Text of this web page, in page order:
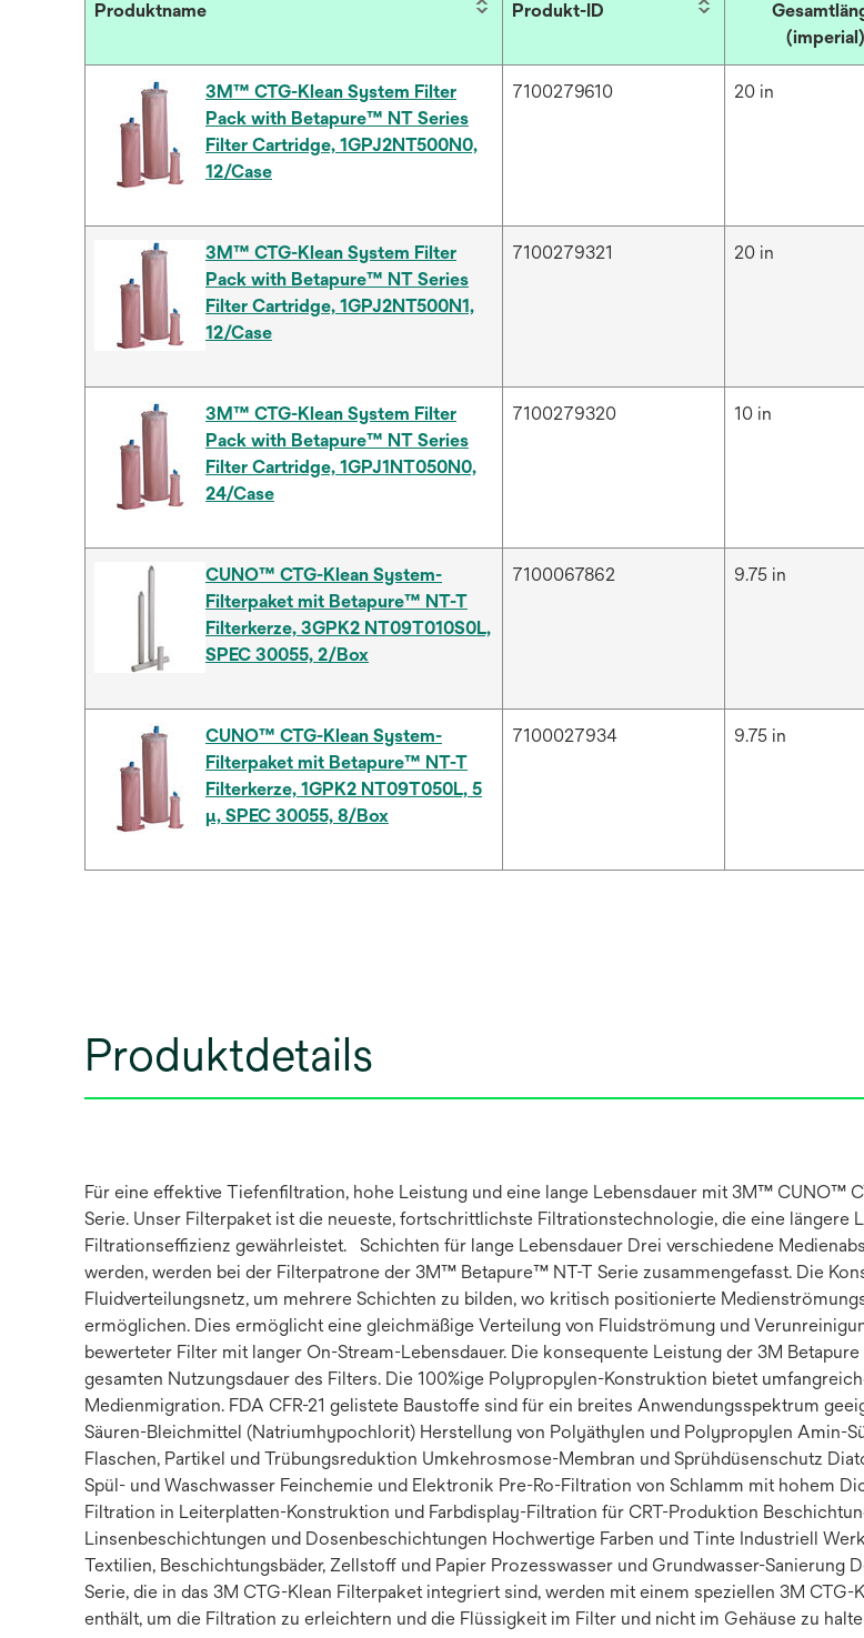
Produktname Produkt-ID
(imperial)
3M™ CTG-Klean System Filter
Pack with Betapure™ NT Series
Filter Cartridge, 1GPJ2NT500N0,
12/Case
7100279610 20 in
3M™ CTG-Klean System Filter
Pack with Betapure™ NT Series
Filter Cartridge, 1GPJ2NT500N1,
12/Case
7100279321 20 in
3M™ CTG-Klean System Filter
Pack with Betapure™ NT Series
Filter Cartridge, 1GPJ1NT050N0,
24/Case
7100279320 10 in
CUNO™ CTG-Klean System-
Filterpaket mit Betapure™ NT-T
Filterkerze, 3GPK2 NT09T010S0L,
SPEC 30055, 2/Box
7100067862 9.75 in
CUNO™ CTG-Klean System-
Filterpaket mit Betapure™ NT-T
Filterkerze, 1GPK2 NT09T050L, 5
μ, SPEC 30055, 8/Box
7100027934 9.75 in
Produktdetails
Für eine effektive Tiefenfiltration, hohe Leistung und eine lange Lebensdauer mit 3M™ CUNO™
Serie. Unser Filterpaket ist die neueste, fortschrittlichste Filtrationstechnologie, die eine längere
Filtrationseffizienz gewährleistet. Schichten für lange Lebensdauer Drei verschiedene
werden, werden bei der Filterpatrone der 3M™ Betapure™ NT-T Serie zusammengefasst. Die
Fluidverteilungsnetz, um mehrere Schichten zu bilden, wo kritisch positionierte
ermöglichen. Dies ermöglicht eine gleichmäßige Verteilung von Fluidströmung und
bewerteter Filter mit langer On-Stream-Lebensdauer. Die konsequente Leistung der 3M
gesamten Nutzungsdauer des Filters. Die 100%ige Polypropylen-Konstruktion bietet
Medienmigration. FDA CFR-21 gelistete Baustoffe sind für ein breites Anwendungsspektrum
Säuren-Bleichmittel (Natriumhypochlorit) Herstellung von Polyäthylen und Polypropylen Amin-
Flaschen, Partikel und Trübungsreduktion Umkehrosmose-Membran und Sprühdüsenschutz
Spül- und Waschwasser Feinchemie und Elektronik Pre-Ro-Filtration von Schlamm mit hohem
Filtration in Leiterplatten-Konstruktion und Farbdisplay-Filtration für CRT-Produktion
Linsenbeschichtungen und Dosenbeschichtungen Hochwertige Farben und Tinte Industriell
Textilien, Beschichtungsbäder, Zellstoff und Papier Prozesswasser und Grundwasser-Sanierung
Serie, die in das 3M CTG-Klean Filterpaket integriert sind, werden mit einem speziellen 3M
enthält, um die Filtration zu erleichtern und die Flüssigkeit im Filter und nicht im Gehäuse zu